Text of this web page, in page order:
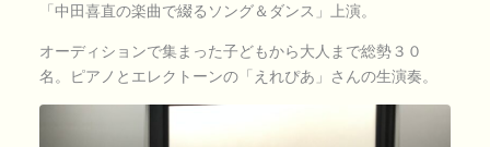
「中田喜直の楽曲で綴るソング＆ダンス」上演。
オーディションで集まった子どもから大人まで総勢３０
名。ピアノとエレクトーンの「えれぴあ」さんの生演奏。